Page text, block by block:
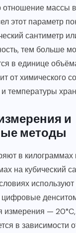
отношение массы
этот параметр
сантиметр
тем больше
в единице
от химического
и температуры
и
методы
в килограммах
на кубический
измерения — 20°C,
в зависимости